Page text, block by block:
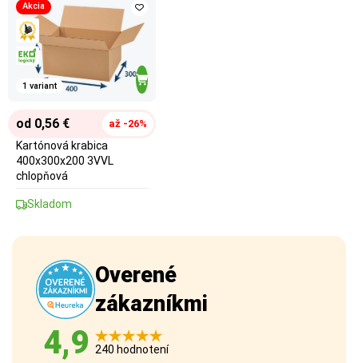
Akcia
1 variant
od 0,56 € až -26%
Kartónová krabica
400x300x200 3VVL
chlopňová
Skladom
Overené
zákazníkmi
4,9 240 hodnotení